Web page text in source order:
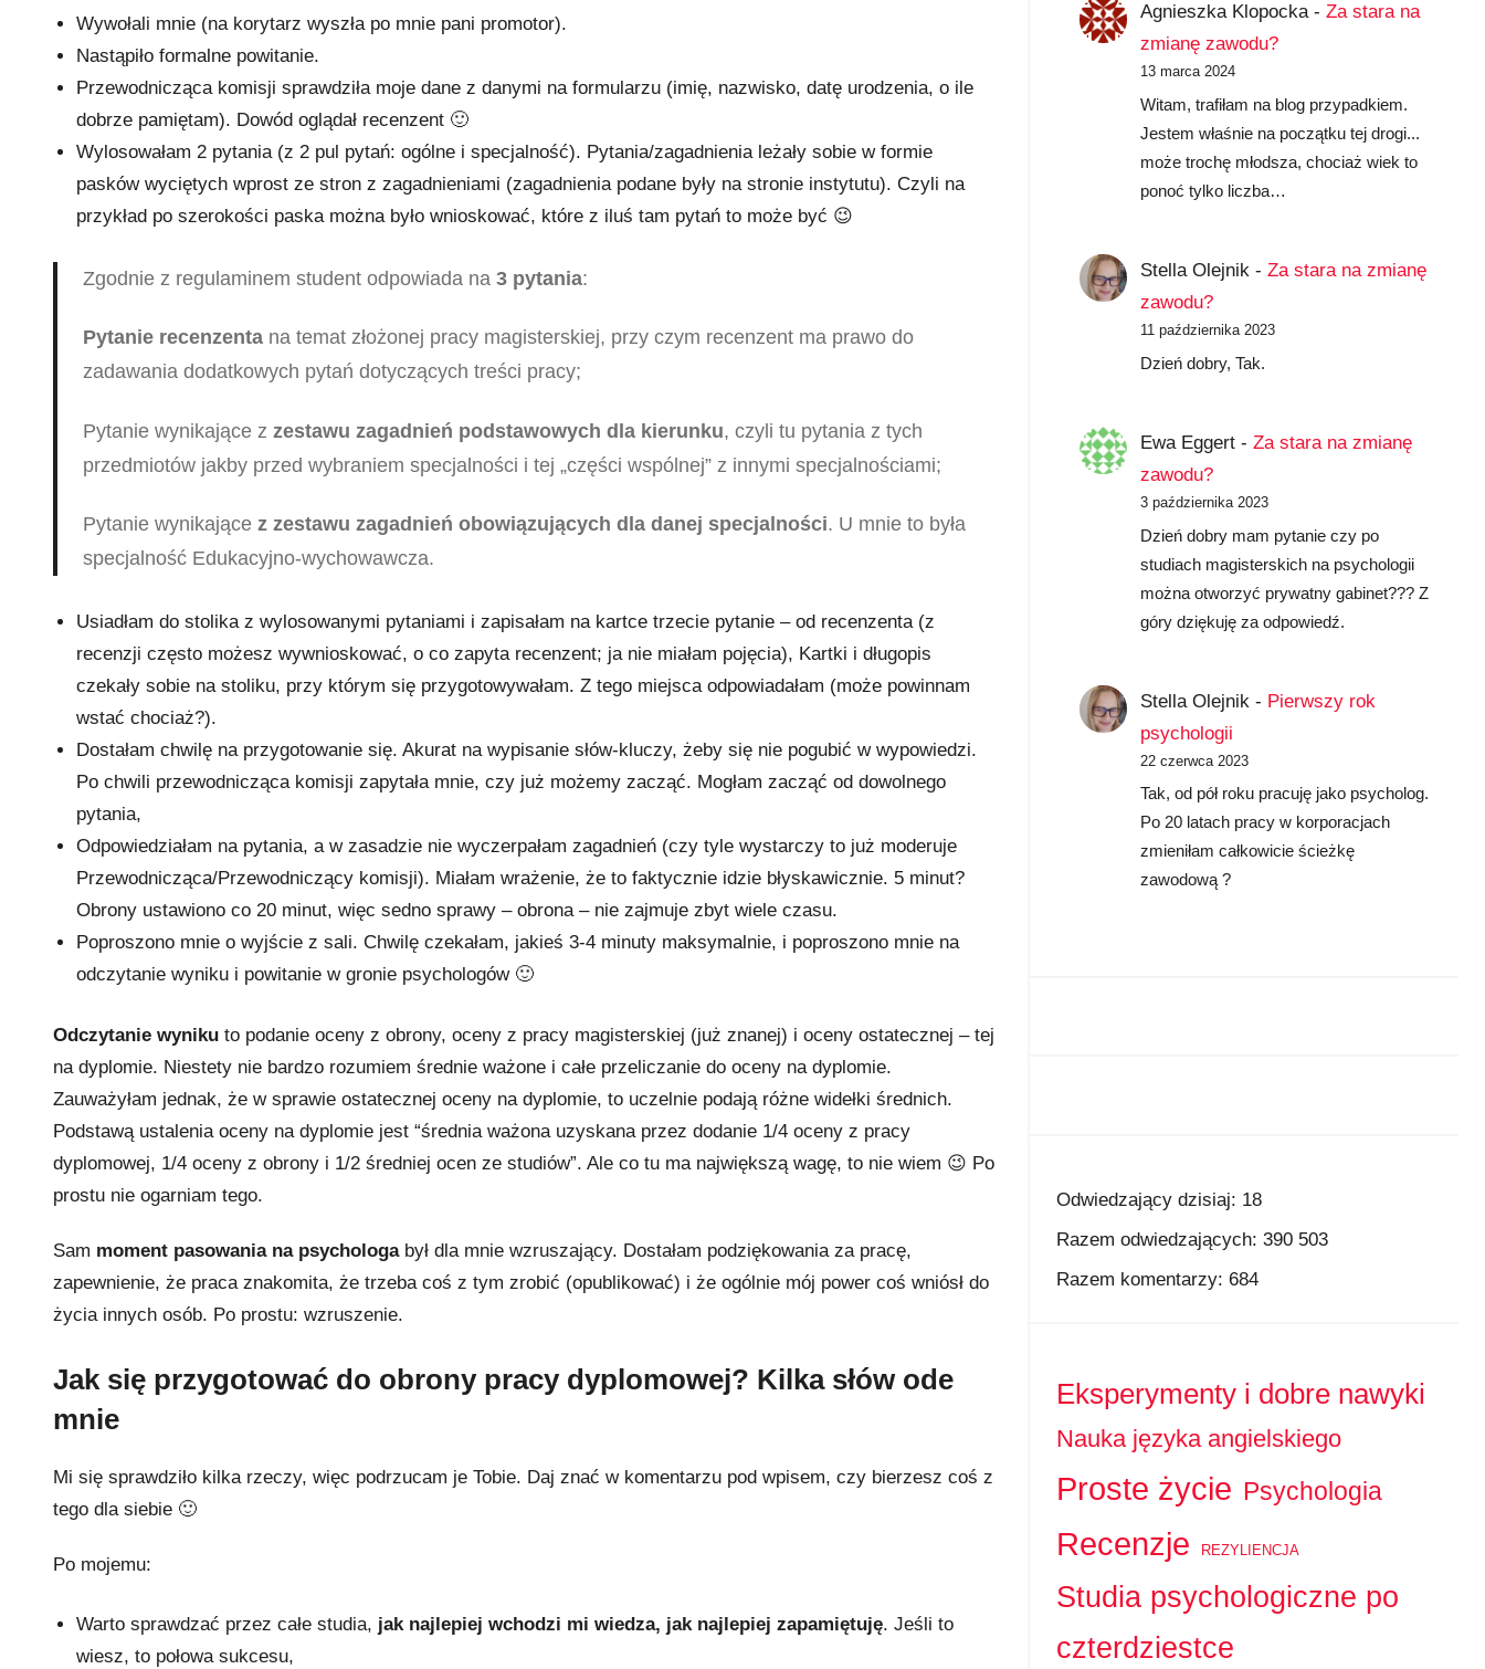
Wywołali mnie (na korytarz wyszła po mnie pani promotor).
Nastąpiło formalne powitanie.
Przewodnicząca komisji sprawdziła moje dane z danymi na formularzu (imię, nazwisko, datę urodzenia, o ile
dobrze pamiętam). Dowód oglądał recenzent 🙂
Wylosowałam 2 pytania (z 2 pul pytań: ogólne i specjalność). Pytania/zagadnienia leżały sobie w formie
pasków wyciętych wprost ze stron z zagadnieniami (zagadnienia podane były na stronie instytutu). Czyli na
przykład po szerokości paska można było wnioskować, które z iluś tam pytań to może być 😉
Zgodnie z regulaminem student odpowiada na 3 pytania:
Pytanie recenzentana temat złożonej pracy magisterskiej, przy czym recenzent ma prawo do
zadawania dodatkowych pytań dotyczących treści pracy;
Pytanie wynikające z zestawu zagadnień podstawowych dla kierunku, czyli tu pytania z tych
przedmiotów jakby przed wybraniem specjalności i tej „części wspólnej” z innymi specjalnościami;
Pytanie wynikające z zestawu zagadnień obowiązujących dla danej specjalności. U mnie to była
specjalność Edukacyjno-wychowawcza.
Usiadłam do stolika z wylosowanymi pytaniami i zapisałam na kartce trzecie pytanie – od recenzenta (z
recenzji często możesz wywnioskować, o co zapyta recenzent; ja nie miałam pojęcia), Kartki i długopis
czekały sobie na stoliku, przy którym się przygotowywałam. Z tego miejsca odpowiadałam (może powinnam
wstać chociaż?).
Dostałam chwilę na przygotowanie się. Akurat na wypisanie słów-kluczy, żeby się nie pogubić w wypowiedzi.
Po chwili przewodnicząca komisji zapytała mnie, czy już możemy zacząć. Mogłam zacząć od dowolnego
pytania,
Odpowiedziałam na pytania, a w zasadzie nie wyczerpałam zagadnień (czy tyle wystarczy to już moderuje
Przewodnicząca/Przewodniczący komisji). Miałam wrażenie, że to faktycznie idzie błyskawicznie. 5 minut?
Obrony ustawiono co 20 minut, więc sedno sprawy – obrona – nie zajmuje zbyt wiele czasu.
Poproszono mnie o wyjście z sali. Chwilę czekałam, jakieś 3-4 minuty maksymalnie, i poproszono mnie na
odczytanie wyniku i powitanie w gronie psychologów 🙂
Odczytanie wyniku to podanie oceny z obrony, oceny z pracy magisterskiej (już znanej) i oceny ostatecznej – tej
na dyplomie. Niestety nie bardzo rozumiem średnie ważone i całe przeliczanie do oceny na dyplomie.
Zauważyłam jednak, że w sprawie ostatecznej oceny na dyplomie, to uczelnie podają różne widełki średnich.
Podstawą ustalenia oceny na dyplomie jest “średnia ważona uzyskana przez dodanie 1/4 oceny z pracy
dyplomowej, 1/4 oceny z obrony i 1/2 średniej ocen ze studiów”. Ale co tu ma największą wagę, to nie wiem 😉 Po
prostu nie ogarniam tego.
Sam moment pasowania na psychologabył dla mnie wzruszający. Dostałam podziękowania za pracę,
zapewnienie, że praca znakomita, że trzeba coś z tym zrobić (opublikować) i że ogólnie mój power coś wniósł do
życia innych osób. Po prostu: wzruszenie.
Jak się przygotować do obrony pracy dyplomowej? Kilka słów ode
mnie
Mi się sprawdziło kilka rzeczy, więc podrzucam je Tobie. Daj znać w komentarzu pod wpisem, czy bierzesz coś z
tego dla siebie 🙂
Po mojemu:
Warto sprawdzać przez całe studia, jak najlepiej wchodzi mi wiedza, jak najlepiej zapamiętuję. Jeśli to
wiesz, to połowa sukcesu,
Agnieszka Klopocka-Za stara na
zmianę zawodu?
13 marca 2024
Witam, trafiłam na blog przypadkiem.
Jestem właśnie na początku tej drogi...
może trochę młodsza, chociaż wiek to
ponoć tylko liczba…
Stella Olejnik -Za stara na zmianę
zawodu?
11 października 2023
Dzień dobry, Tak.
Ewa Eggert -Za stara na zmianę
zawodu?
3 października 2023
Dzień dobry mam pytanie czy po
studiach magisterskich na psychologii
można otworzyć prywatny gabinet??? Z
góry dziękuję za odpowiedź.
Stella Olejnik - Pierwszy rok
psychologii
22 czerwca 2023
Tak, od pół roku pracuję jako psycholog.
Po 20 latach pracy w korporacjach
zmieniłam całkowicie ścieżkę
zawodową ?
Odwiedzający dzisiaj: 18
Razem odwiedzających: 390 503
Razem komentarzy: 684
Eksperymenty i dobre nawyki
Nauka języka angielskiego
Proste życie Psychologia
Recenzje REZYLIENCJA
Studia psychologiczne po
czterdziestce